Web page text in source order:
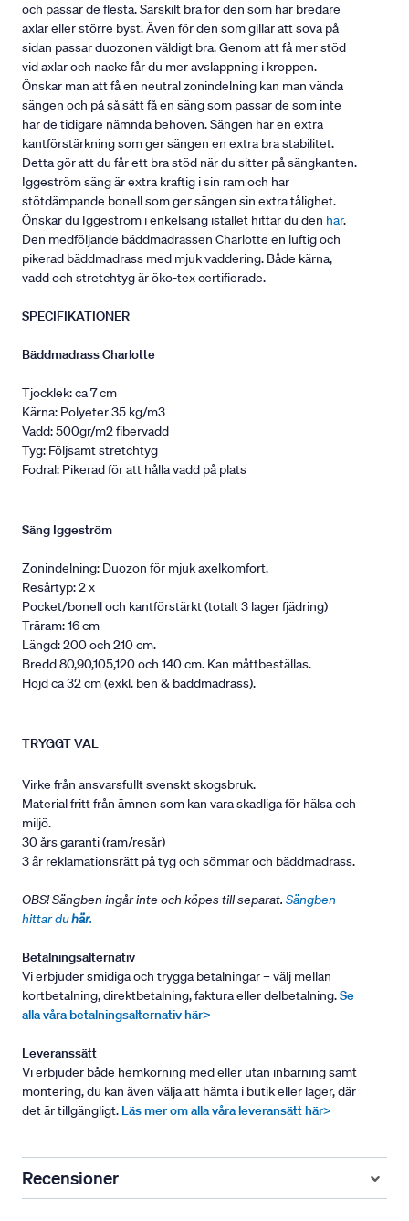
och passar de flesta. Särskilt bra för den som har bredare
axlar eller större byst. Även för den som gillar att sova på
sidan passar duozonen väldigt bra. Genom att få mer stöd
vid axlar och nacke får du mer avslappning i kroppen.
Önskar man att få en neutral zonindelning kan man vända
sängen och på så sätt få en säng som passar de som inte
har de tidigare nämnda behoven. Sängen har en extra
kantförstärkning som ger sängen en extra bra stabilitet.
Detta gör att du får ett bra stöd när du sitter på sängkanten.
Iggeström säng är extra kraftig i sin ram och har
stötdämpande bonell som ger sängen sin extra tålighet.
Önskar du Iggeström i enkelsäng istället hittar du den här.
Den medföljande bäddmadrassen Charlotte en luftig och
pikerad bäddmadrass med mjuk vaddering. Både kärna,
vadd och stretchtyg är öko-tex certifierade.
SPECIFIKATIONER
Bäddmadrass Charlotte
Tjocklek: ca 7 cm
Kärna: Polyeter 35 kg/m3
Vadd: 500gr/m2 fibervadd
Tyg: Följsamt stretchtyg
Fodral: Pikerad för att hålla vadd på plats
Säng Iggeström
Zonindelning: Duozon för mjuk axelkomfort.
Resårtyp: 2 x
Pocket/bonell och kantförstärkt (totalt 3 lager fjädring)
Träram: 16 cm
Längd: 200 och 210 cm.
Bredd 80,90,105,120 och 140 cm. Kan måttbeställas.
Höjd ca 32 cm (exkl. ben & bäddmadrass).
TRYGGT VAL
Virke från ansvarsfullt svenskt skogsbruk.
Material fritt från ämnen som kan vara skadliga för hälsa och
miljö.
30 års garanti (ram/resår)
3 år reklamationsrätt på tyg och sömmar och bäddmadrass.
OBS! Sängben ingår inte och köpes till separat. Sängben
hittar duhär.
Betalningsalternativ
Vi erbjuder smidiga och trygga betalningar – välj mellan
kortbetalning, direktbetalning, faktura eller delbetalning.Se
alla våra betalningsalternativ här>
Leveranssätt
Vi erbjuder både hemkörning med eller utan inbärning samt
montering, du kan även välja att hämta i butik eller lager, där
det är tillgängligt. Läs mer om alla våra leveransätt här>
Recensioner